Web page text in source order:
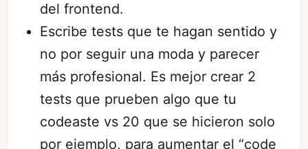
del frontend.
Escribe tests que te hagan sentido y
no por seguir una moda y parecer
más profesional. Es mejor crear 2
tests que prueben algo que tu
codeaste vs 20 que se hicieron solo
por ejemplo, para aumentar el “code